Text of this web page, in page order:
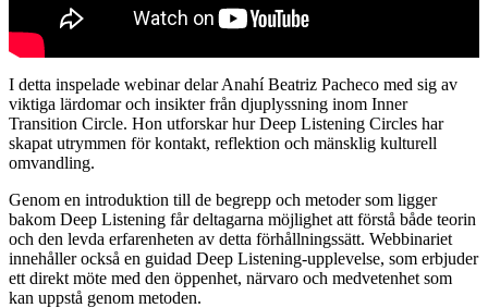
I detta inspelade webinar delar Anahí Beatriz Pacheco med sig av
viktiga lärdomar och insikter från djuplyssning inom Inner
Transition Circle. Hon utforskar hur Deep Listening Circles har
skapat utrymmen för kontakt, reflektion och mänsklig kulturell
omvandling.
Genom en introduktion till de begrepp och metoder som ligger
bakom Deep Listening får deltagarna möjlighet att förstå både teorin
och den levda erfarenheten av detta förhållningssätt. Webbinariet
innehåller också en guidad Deep Listening-upplevelse, som erbjuder
ett direkt möte med den öppenhet, närvaro och medvetenhet som
kan uppstå genom metoden.